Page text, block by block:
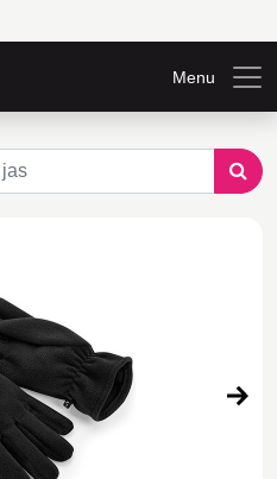
Menu